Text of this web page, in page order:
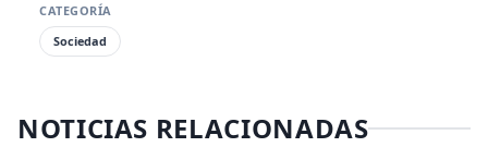
CATEGORÍA
Sociedad
NOTICIAS RELACIONADAS